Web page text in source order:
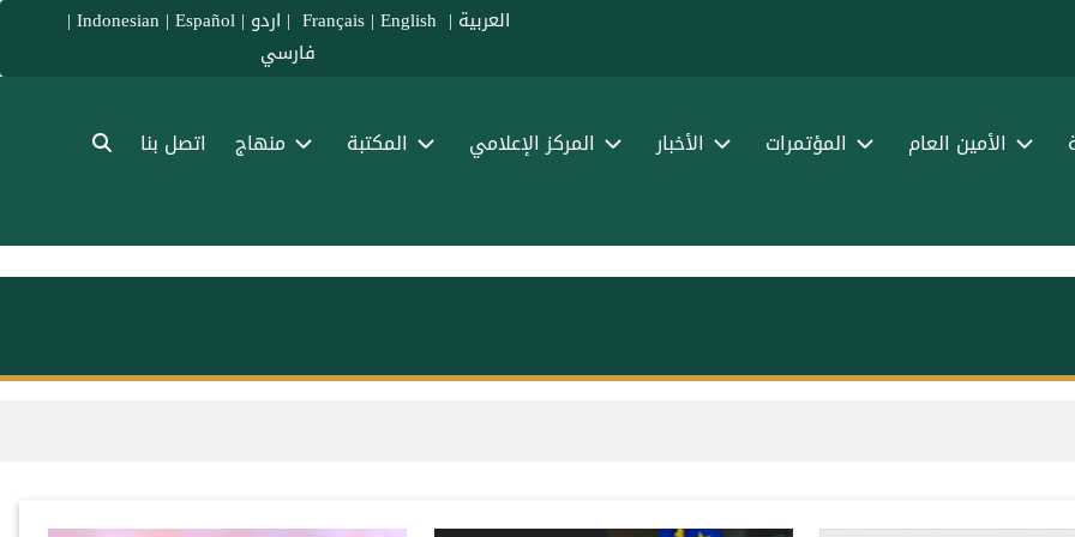
العربية |
Français
| English
| اردو |
Indonesian | Español
|
فارسي
الأمين العام المؤتمرات الأخبار المركز الإعلامي المكتبة منهاج اتصل بنا